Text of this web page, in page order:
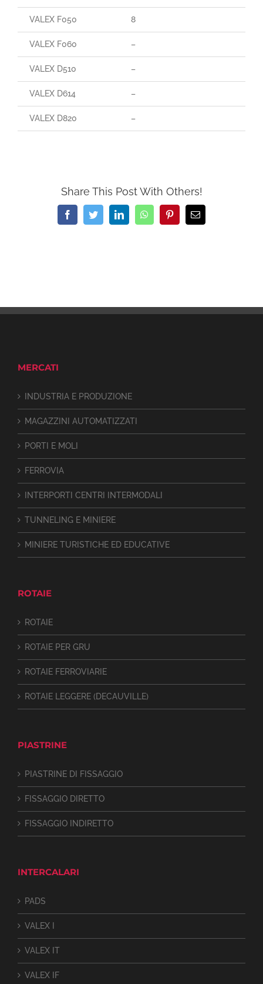
VALEX F050 8
VALEX F060 –
VALEX D510 –
VALEX D614 –
VALEX D820 –
Share This Post With Others!
FacebookTwitterLinkedInWhatsAppPinterestEmail
MERCATI
INDUSTRIA E PRODUZIONE
MAGAZZINI AUTOMATIZZATI
PORTI E MOLI
FERROVIA
INTERPORTI CENTRI INTERMODALI
TUNNELING E MINIERE
MINIERE TURISTICHE ED EDUCATIVE
ROTAIE
ROTAIE
ROTAIE PER GRU
ROTAIE FERROVIARIE
ROTAIE LEGGERE (DECAUVILLE)
PIASTRINE
PIASTRINE DI FISSAGGIO
FISSAGGIO DIRETTO
FISSAGGIO INDIRETTO
INTERCALARI
PADS
VALEX I
VALEX IT
VALEX IF